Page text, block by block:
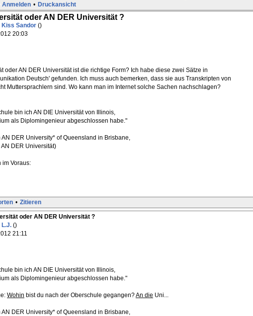
Anmelden • Druckansicht
oder AN DER Universität ?
Kiss Sandor ()
20:03
oder AN DER Universität ist die richtige Form? Ich habe diese zwei Sätze in
Deutsch' gefunden. Ich muss auch bemerken, dass sie aus Transkripten von
Muttersprachlern sind. Wo kann man im Internet solche Sachen nachschlagen?
bin ich AN DIE Universität von Illinois,
als Diplomingenieur abgeschlossen habe."
DER University* of Queensland in Brisbane,
DER Universität)
im Voraus:
• Zitieren
oder AN DER Universität ?
L.J. ()
21:11
bin ich AN DIE Universität von Illinois,
als Diplomingenieur abgeschlossen habe."
Wohin bist du nach der Oberschule gegangen?An die Uni...
DER University* of Queensland in Brisbane,